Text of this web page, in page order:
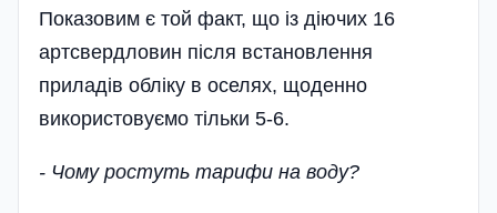
Показовим є той факт, що із діючих 16
артсвердловин після встановлення
приладів обліку в оселях, щоденно
використовуємо тільки 5-6.
- Чому ростуть тарифи на воду?